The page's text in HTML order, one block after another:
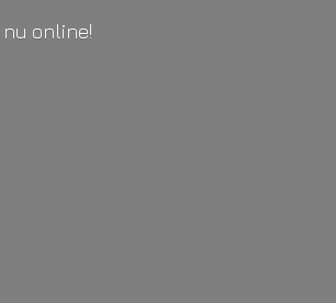
nu online!